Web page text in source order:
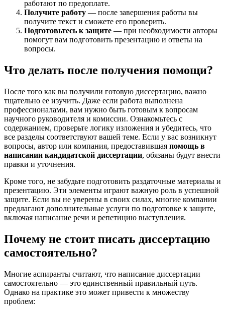
работают по предоплате.
Получите работу — после завершения работы вы
получите текст и сможете его проверить.
Подготовьтесь к защите — при необходимости авторы
помогут вам подготовить презентацию и ответы на
вопросы.
Что делать после получения помощи?
После того как вы получили готовую диссертацию, важно
тщательно ее изучить. Даже если работа выполнена
профессионалами, вам нужно быть готовым к вопросам
научного руководителя и комиссии. Ознакомьтесь с
содержанием, проверьте логику изложения и убедитесь, что
все разделы соответствуют вашей теме. Если у вас возникнут
вопросы, автор или компания, предоставившая помощь в
написании кандидатской диссертации, обязаны будут внести
правки и уточнения.
Кроме того, не забудьте подготовить раздаточные материалы и
презентацию. Эти элементы играют важную роль в успешной
защите. Если вы не уверены в своих силах, многие компании
предлагают дополнительные услуги по подготовке к защите,
включая написание речи и репетицию выступления.
Почему не стоит писать диссертацию
самостоятельно?
Многие аспиранты считают, что написание диссертации
самостоятельно — это единственный правильный путь.
Однако на практике это может привести к множеству
проблем: